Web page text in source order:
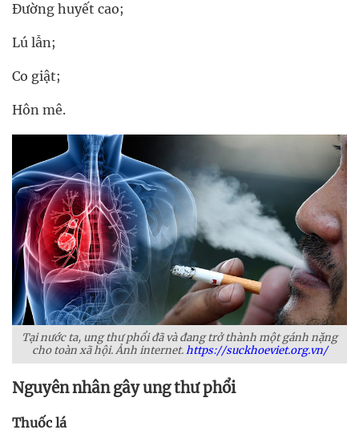
Đường huyết cao;
Lú lẫn;
Co giật;
Hôn mê.
Tại nước ta, ung thư phổi đã và đang trở thành một gánh nặng
cho toàn xã hội. Ảnh internet.https://suckhoeviet.org.vn/
Nguyên nhân gây ung thư phổi
Thuốc lá